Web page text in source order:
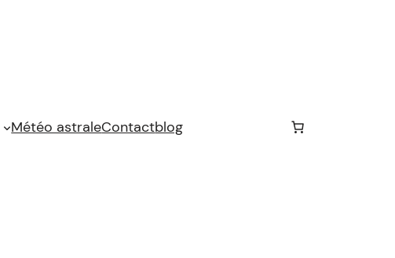
Météo astraleContactblog